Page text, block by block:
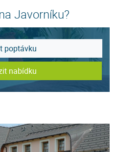
Javorníku?
poptávku
nabídku